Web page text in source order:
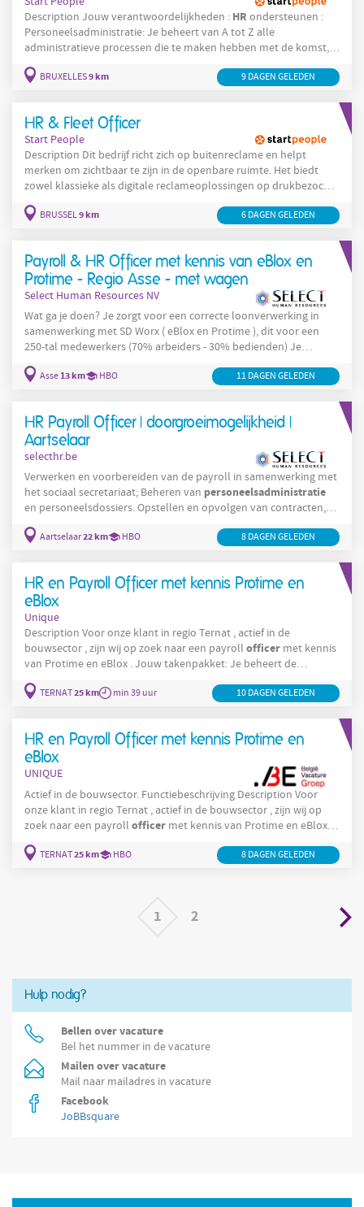
Description Jouw verantwoordelijkheden : HR ondersteunen :
Personeelsadministratie: Je beheert van A tot Z alle
administratieve processen die te maken hebben met de komst,
het leven in het bedrijf en het vertrek van medewerkers
(contracten, loonverwerking/encoding, klasseren & scannen,
uitzendkrachten, enz.). Je
BRUXELLES9 km 9 DAGEN GELEDEN
HR & Fleet Officer
Start People
Description Dit bedrijf richt zich op buitenreclame en helpt
merken om zichtbaar te zijn in de openbare ruimte. Het biedt
zowel klassieke als digitale reclameoplossingen op drukbezochte
locaties zoals straten, vervoersknooppunten en
winkelomgevingen, en combineert die met innovatief, vaak
Taakomschrijving Beheer van personeelsdossiers (in-,
BRUSSEL9 km 6 DAGEN GELEDEN
Payroll & HR Officer met kennis van eBlox en
Protime - Regio Asse - met wagen
Select Human Resources NV
Wat ga je doen? Je zorgt voor een correcte loonverwerking in
samenwerking met SD Worx ( eBlox en Protime ), dit voor een
250-tal medewerkers (70% arbeiders - 30% bedienden) Je
beheert sociale documenten zoals in- en uitdiensttreding,
tijdskrediet, economische werkloosheid… Je houdt deHR-
correcte invoer en opvolging Je bent het eerste aanspreekpunt
Asse13 km HBO 11 DAGEN GELEDEN
HR Payroll Officer | doorgroeimogelijkheid |
Aartselaar
selecthr.be
Verwerken en voorbereiden van de payroll in samenwerking met
het sociaal secretariaat; Beheren van personeelsadministratie
en personeelsdossiers. Opstellen en opvolgen van contracten,
addenda en sociale documenten; Beheren van afwezigheden,
verloven en tijdsregistraties; Adviseren van medewerkers en
procedures; Meewerken aan de
Aartselaar22 km HBO 8 DAGEN GELEDEN
HR en Payroll Officer met kennis Protime en
eBlox
Unique
Description Voor onze klant in regio Ternat , actief in de
bouwsector , zijn wij op zoek naar een payroll officer met kennis
van Protime en eBlox . Jouw takenpakket: Je beheert de
payrollvoorbereiding en zorgt ervoor dat alle gegevens correct
worden aangeleverd aan het sociaal secretariaat. Je volgt sociale
beheert
TERNAT25 km min 39 uur 10 DAGEN GELEDEN
HR en Payroll Officer met kennis Protime en
eBlox
UNIQUE
Actief in de bouwsector. Functiebeschrijving Description Voor
onze klant in regio Ternat , actief in de bouwsector , zijn wij op
zoek naar een payroll officer met kennis van Protime en eBlox .
ervoor dat alle gegevens correct worden aangeleverd aan het
TERNAT25 km HBO 8 DAGEN GELEDEN
1 2
Hulp nodig?
Bellen over vacature
Bel het nummer in de vacature
Mailen over vacature
Mail naar mailadres in vacature
Facebook
JoBBsquare